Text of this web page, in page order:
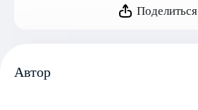
Поделиться
Автор